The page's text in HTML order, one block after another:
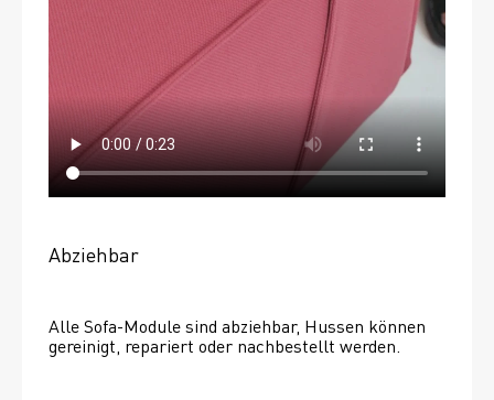
Abziehbar
Alle Sofa-Module sind abziehbar, Hussen können
gereinigt, repariert oder nachbestellt werden.